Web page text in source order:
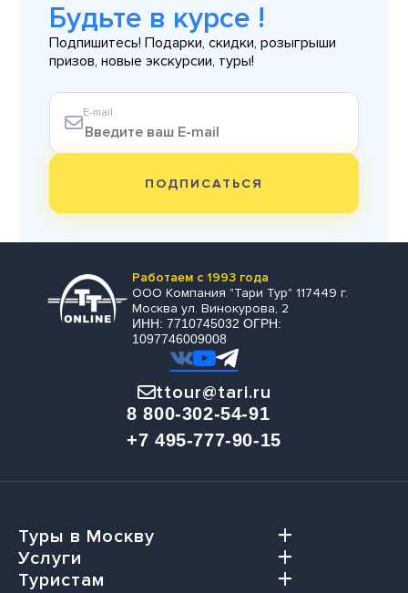
Будьте в курсе !
Подпишитесь! Подарки, скидки, розыгрыши
призов, новые экскурсии, туры!
E-mail
ПОДПИСАТЬСЯ
Работаем с 1993 года
ООО Компания "Тари Тур" 117449 г.
Москва ул. Винокурова, 2
ИНН: 7710745032 ОГРН:
1097746009008
ttour@tari.ru
8 800-302-54-91
+7 495-777-90-15
Туры в Москву
Услуги
Туристам